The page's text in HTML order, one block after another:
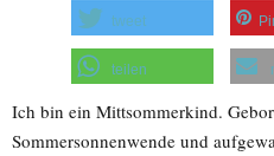
tweet
teilen
Ich bin ein Mittsommerkind.
Sommersonnenwende und